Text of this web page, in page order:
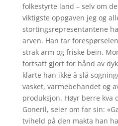
folkestyrte land – selv om
viktigste oppgaven jeg og
stortingsrepresentantene
arven. Han tar
strak arm og friske bein.
fortsatt gjort for hånd av
klarte han ikke å slå
vasket, varmebehandet og
produksjon. Høyr berre kva
Goneril, seier om far sin:
tviheld på den makta han